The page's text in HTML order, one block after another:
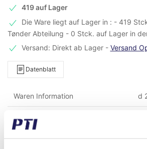
419 auf Lager
Die Ware liegt auf Lager in : - 419
Tønder Abteilung - 0 Stck. auf Lager in
Versand: Direkt ab Lager- Versand
Datenblatt
Waren Information d
Hersteller
Gewicht (gramm)